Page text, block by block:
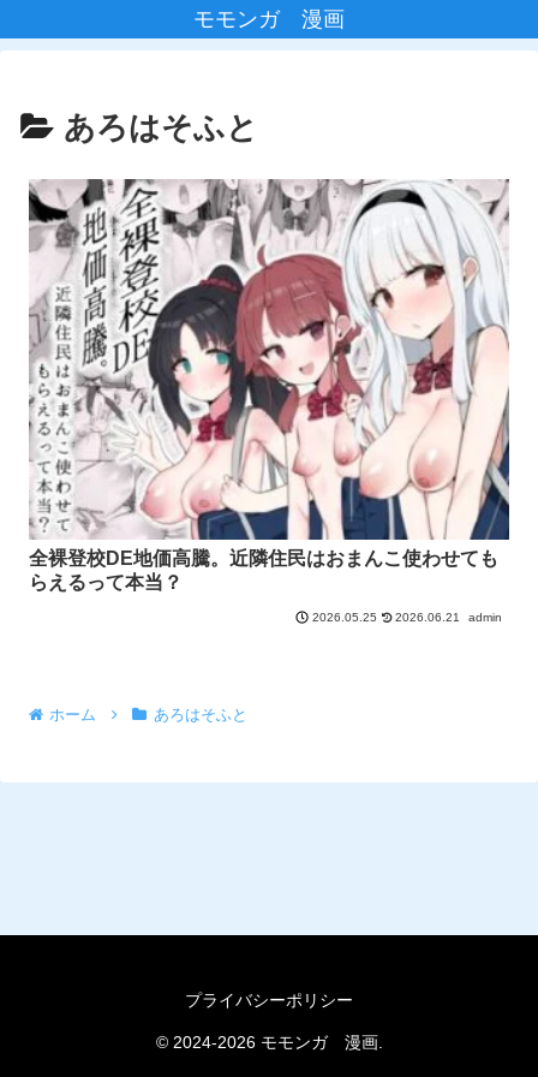
モモンガ 漫画
あろはそふと
全裸登校DE地価高騰。近隣住民はおまんこ使わせても
らえるって本当？
2026.05.25 2026.06.21 admin
ホーム あろはそふと
プライバシーポリシー
© 2024-2026 モモンガ 漫画.